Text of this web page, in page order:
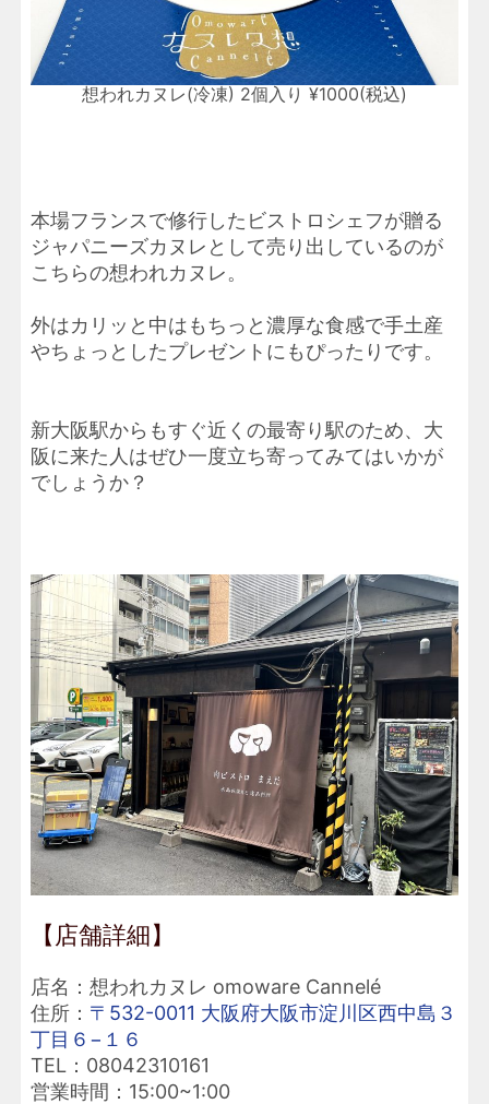
想われカヌレ(冷凍) 2個入り ¥1000(税込)
本場フランスで修行したビストロシェフが贈る
ジャパニーズカヌレとして売り出しているのが
こちらの想われカヌレ。
外はカリッと中はもちっと濃厚な食感で手土産
やちょっとしたプレゼントにもぴったりです。
新大阪駅からもすぐ近くの最寄り駅のため、大
阪に来た人はぜひ一度立ち寄ってみてはいかが
でしょうか？
【店舗詳細】
店名：想われカヌレ omoware Cannelé
住所： 〒532-0011 大阪府大阪市淀川区西中島３
丁目６−１６
TEL：08042310161
営業時間：15:00~1:00